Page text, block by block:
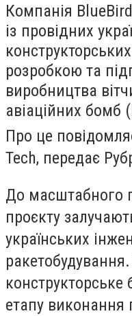
Компанія
із провідних
розробкою та
виробництва
авіаційних бомб
Про це
Tech, передає
До масштабного
проєкту
українських
етапу